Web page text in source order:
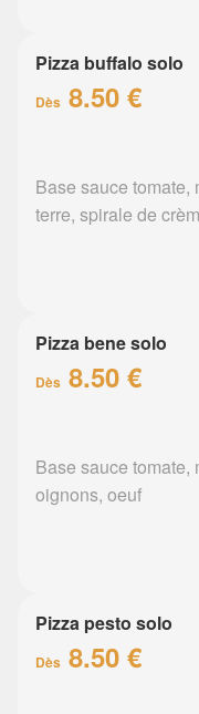
Pizza buffalo solo
Dès 8.50 €
Base sauce tomate,
terre, spirale de
Pizza bene solo
Dès 8.50 €
Base sauce tomate,
oignons, oeuf
Pizza pesto solo
Dès 8.50 €